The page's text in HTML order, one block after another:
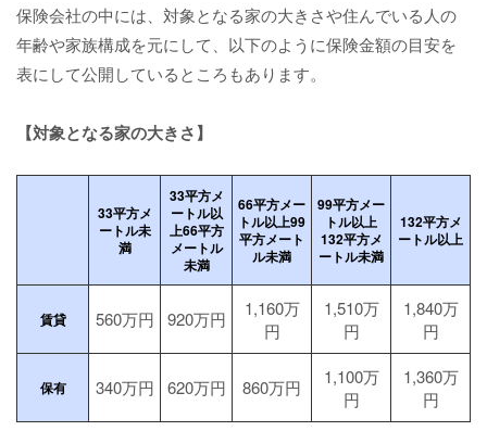
保険会社の中には、対象となる家の大きさや住んでいる人の
年齢や家族構成を元にして、以下のように保険金額の目安を
表にして公開しているところもあります。
【対象となる家の大きさ】
33平方メ
ートル未
満
33平方メ
ートル以
上66平方
メートル
未満
66平方メー
トル以上99
平方メート
ル未満
99平方メー
トル以上
132平方メ
ートル未満
132平方メ
ートル以上
賃貸 560万円 920万円
1,160万
円
1,510万
円
1,840万
円
保有 340万円 620万円 860万円
1,100万
円
1,360万
円